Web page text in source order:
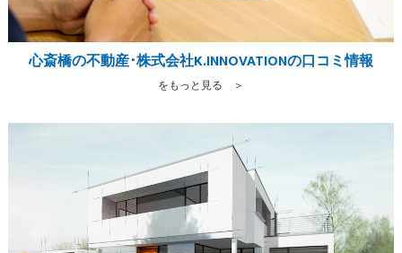
心斎橋の不動産･株式会社K.INNOVATIONの口コミ情報
をもっと見る ＞